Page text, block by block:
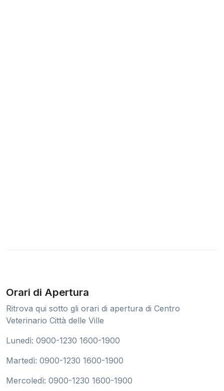
Orari di Apertura
Ritrova qui sotto gli orari di apertura di Centro
Veterinario Città delle Ville
Lunedì: 0900-1230 1600-1900
Martedì: 0900-1230 1600-1900
Mercoledì: 0900-1230 1600-1900